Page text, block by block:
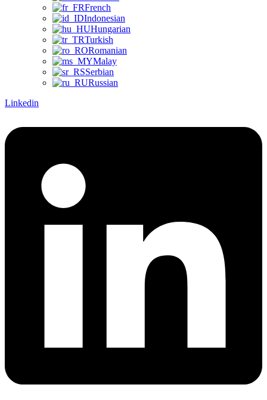
French
Indonesian
Hungarian
Turkish
Romanian
Malay
Serbian
Russian
Linkedin